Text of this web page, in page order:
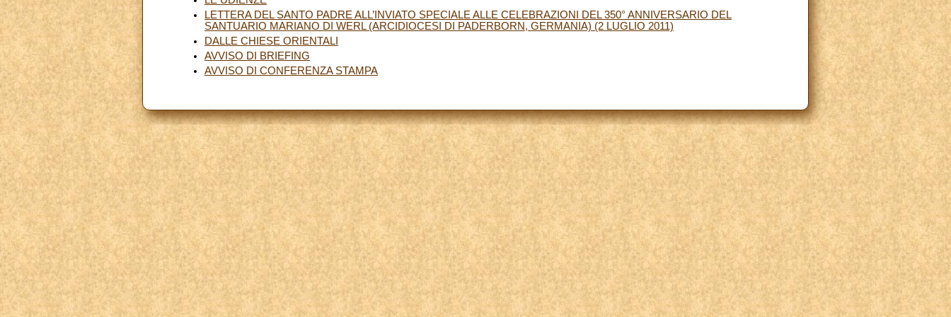
LETTERA DEL SANTO PADRE ALL’INVIATO SPECIALE ALLE CELEBRAZIONI DEL 350° ANNIVERSARIO DEL
SANTUARIO MARIANO DI WERL (ARCIDIOCESI DI PADERBORN, GERMANIA) (2 LUGLIO 2011)
DALLE CHIESE ORIENTALI
AVVISO DI BRIEFING
AVVISO DI CONFERENZA STAMPA